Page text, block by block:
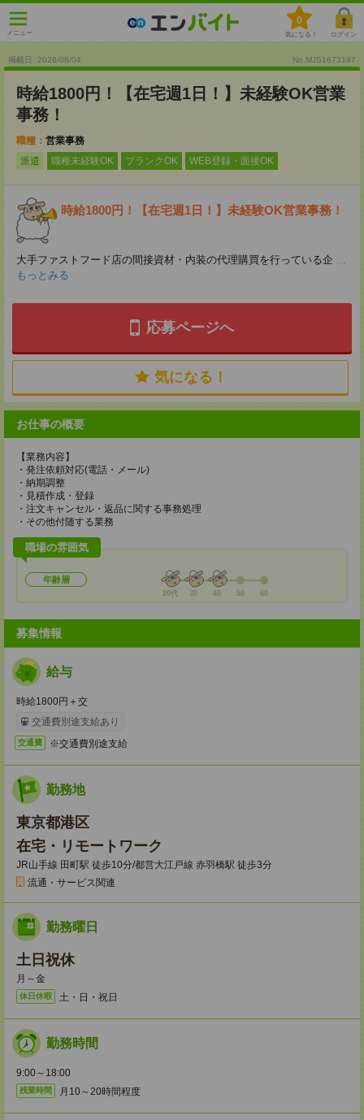
メニュー
0
気になる！ ログイン
掲載日 :2026/08/04 No.MJS1673197
時給1800円！【在宅週1日！】未経験OK営業
事務！
職種： 営業事務
派遣
職種未経験OK ブランクOK WEB登録・面接OK
時給1800円！【在宅週1日！】未経験OK営業事務！
大手ファストフード店の間接資材・内装の代理購買を行っている企 ...
もっとみる
応募ページへ
気になる！
お仕事の概要
【業務内容】
・発注依頼対応(電話・メール)
・納期調整
・見積作成・登録
・注文キャンセル・返品に関する事務処理
・その他付随する業務
職場の雰囲気
年齢層
20代 30 40 50 60
募集情報
給与
時給1800円＋交
交通費別途支給あり
交通費 ※交通費別途支給
勤務地
東京都港区
在宅・リモートワーク
JR山手線 田町駅 徒歩10分/都営大江戸線 赤羽橋駅 徒歩3分
流通・サービス関連
勤務曜日
土日祝休
月～金
休日休暇 土・日・祝日
勤務時間
9:00～18:00
残業時間 月10～20時間程度